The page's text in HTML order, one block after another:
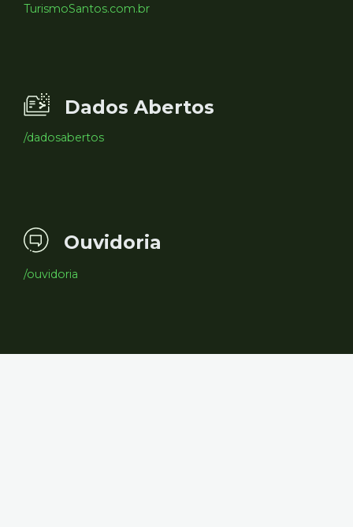
TurismoSantos.com.br
Dados Abertos
/dadosabertos
Ouvidoria
/ouvidoria